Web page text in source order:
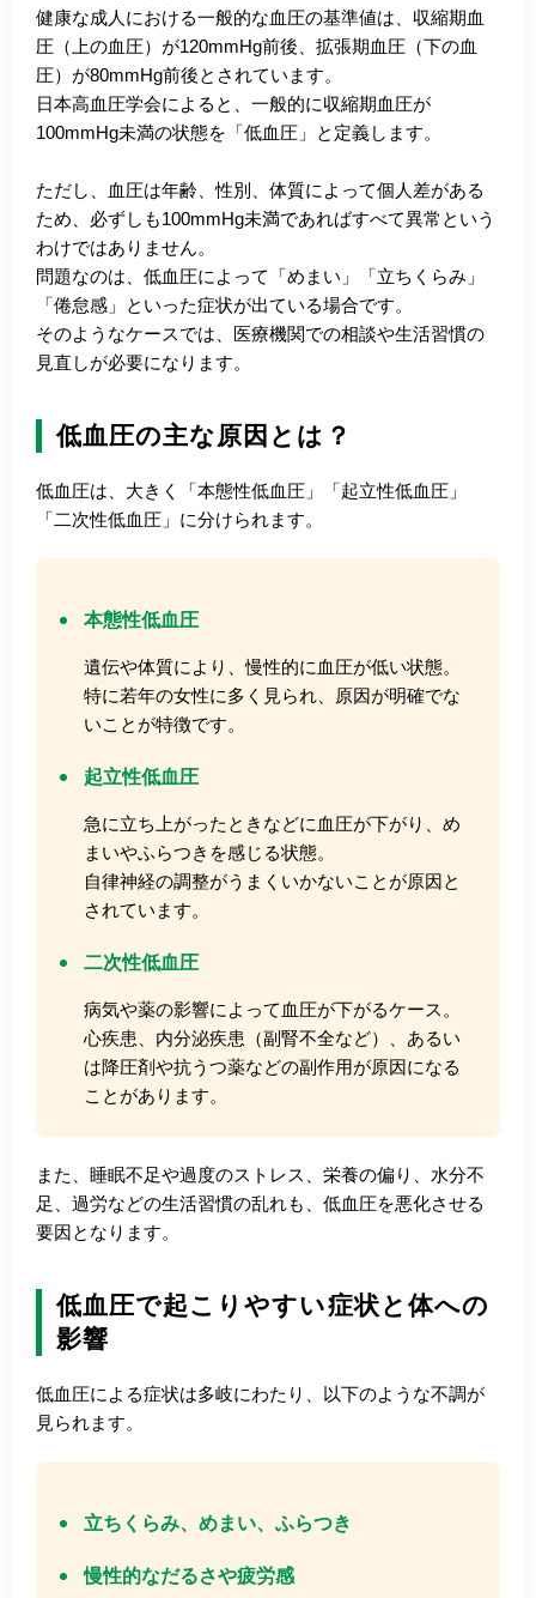
健康な成人における一般的な血圧の基準値は、収縮期血
圧（上の血圧）が120mmHg前後、拡張期血圧（下の血
圧）が80mmHg前後とされています。
日本高血圧学会によると、一般的に収縮期血圧が
100mmHg未満の状態を「低血圧」と定義します。
ただし、血圧は年齢、性別、体質によって個人差がある
ため、必ずしも100mmHg未満であればすべて異常という
わけではありません。
問題なのは、低血圧によって「めまい」「立ちくらみ」
「倦怠感」といった症状が出ている場合です。
そのようなケースでは、医療機関での相談や生活習慣の
見直しが必要になります。
低血圧の主な原因とは？
低血圧は、大きく「本態性低血圧」「起立性低血圧」
「二次性低血圧」に分けられます。
本態性低血圧
遺伝や体質により、慢性的に血圧が低い状態。
特に若年の女性に多く見られ、原因が明確でな
いことが特徴です。
起立性低血圧
急に立ち上がったときなどに血圧が下がり、め
まいやふらつきを感じる状態。
自律神経の調整がうまくいかないことが原因と
されています。
二次性低血圧
病気や薬の影響によって血圧が下がるケース。
心疾患、内分泌疾患（副腎不全など）、あるい
は降圧剤や抗うつ薬などの副作用が原因になる
ことがあります。
また、睡眠不足や過度のストレス、栄養の偏り、水分不
足、過労などの生活習慣の乱れも、低血圧を悪化させる
要因となります。
低血圧で起こりやすい症状と体への
影響
低血圧による症状は多岐にわたり、以下のような不調が
見られます。
立ちくらみ、めまい、ふらつき
慢性的なだるさや疲労感